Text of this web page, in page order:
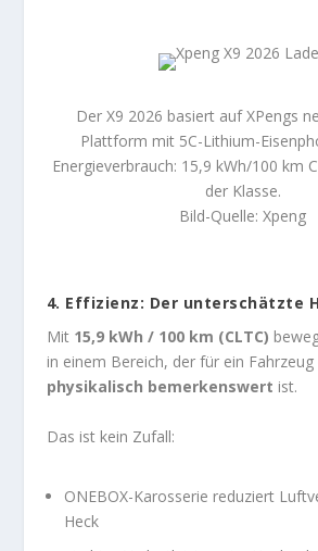
Der X9 2026 basiert auf XPengs
Plattform mit 5C-Lithium-
Energieverbrauch: 15,9 kWh/100 km
der Klasse.
Bild-Quelle: Xpeng
4. Effizienz: Der unterschätzte
Mit 15,9 kWh / 100 km (CLTC)
in einem Bereich, der für ein
physikalisch bemerkenswert ist.
Das ist kein Zufall:
ONEBOX-Karosserie reduziert
Heck